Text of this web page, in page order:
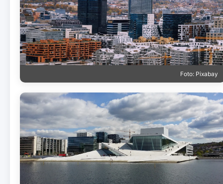
Foto: Pixabay